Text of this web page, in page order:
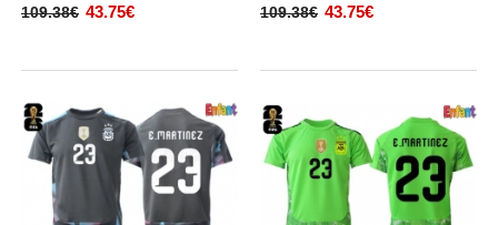
109.38€ 43.75€ 109.38€ 43.75€